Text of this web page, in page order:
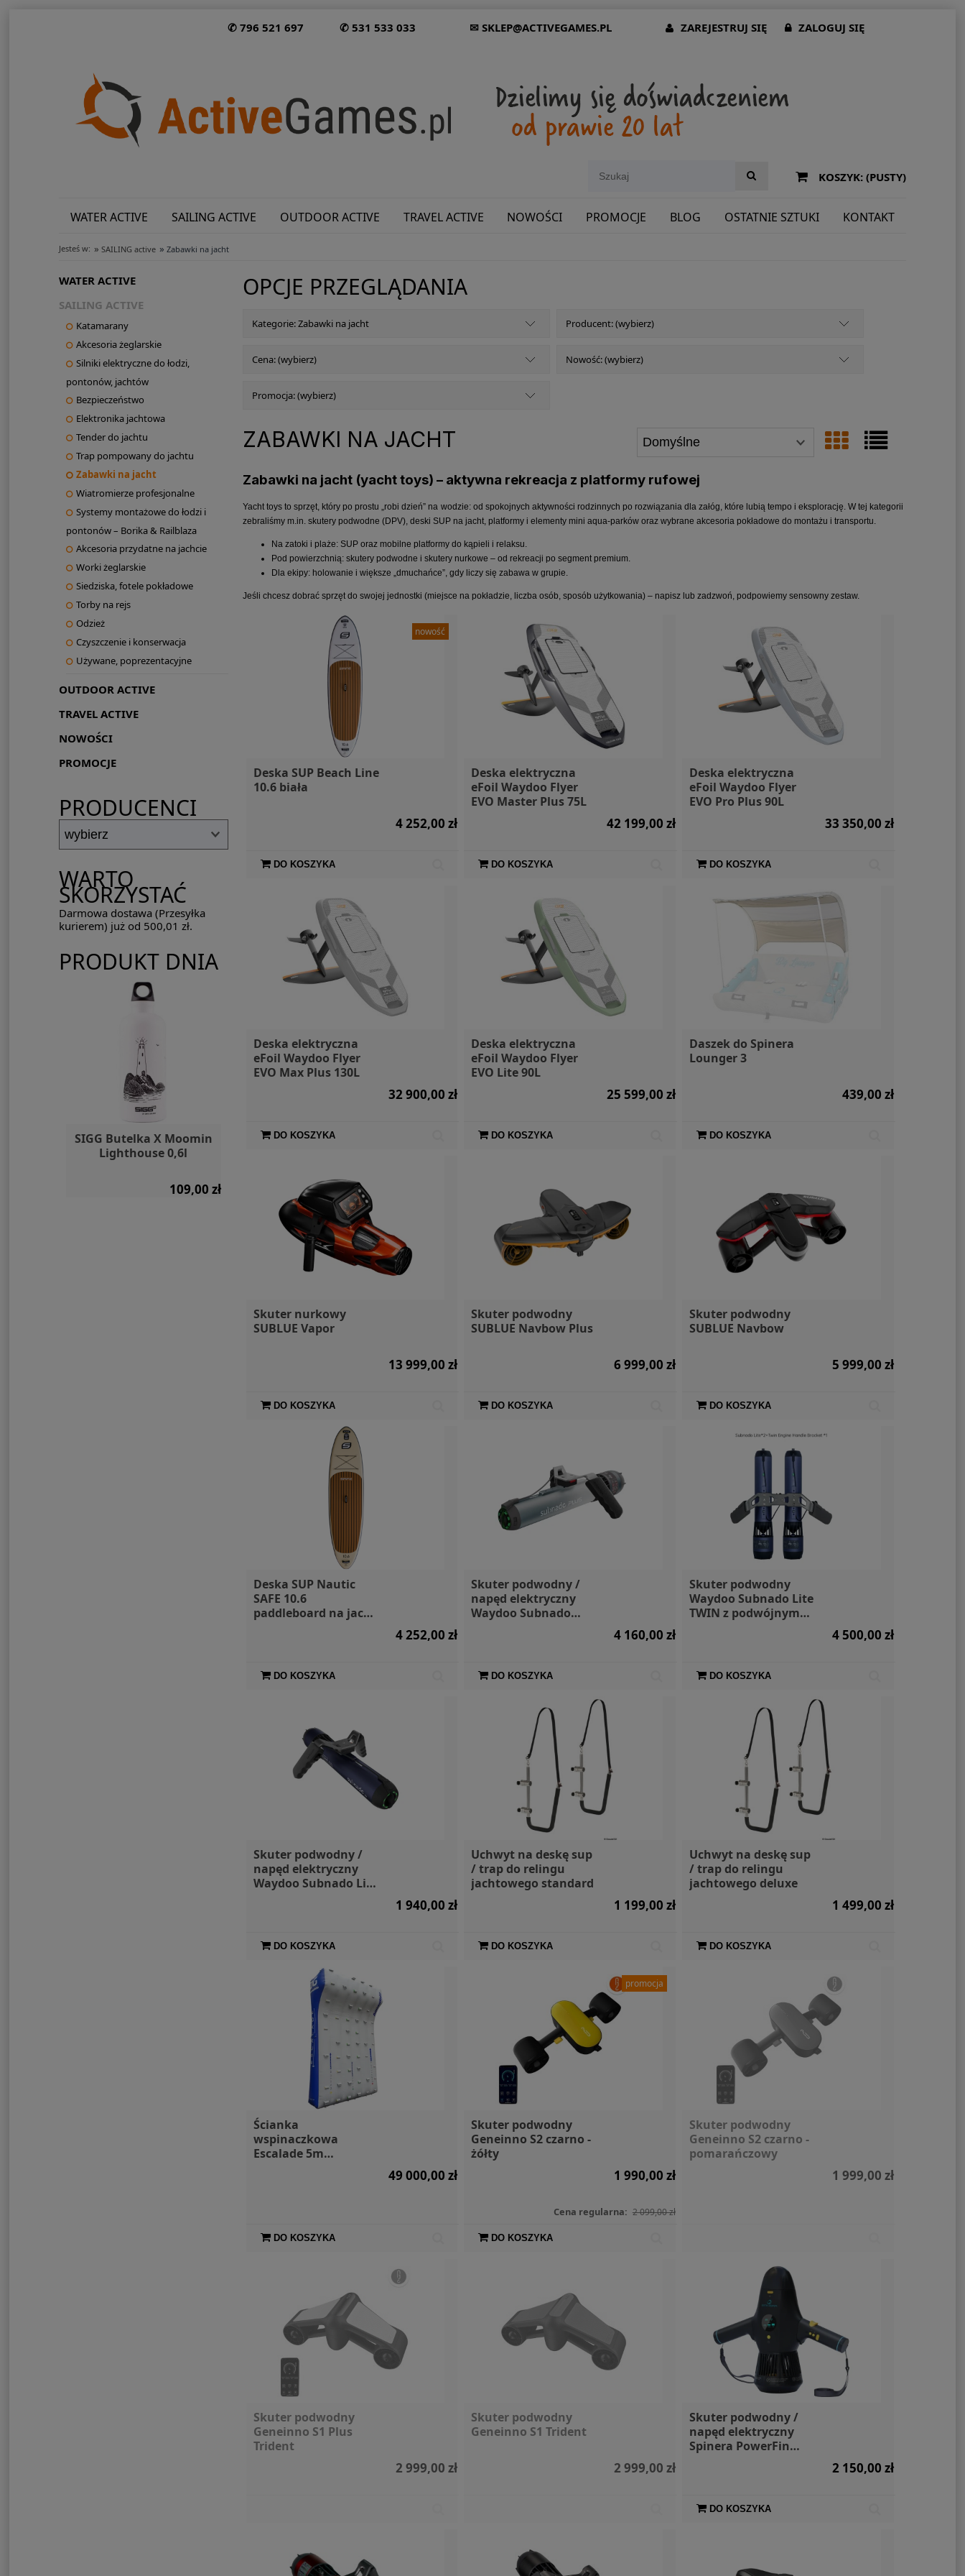
✆ 796 521 697 ✆ 531 533 033 ✉ SKLEP@ACTIVEGAMES.PL ZAREJESTRUJ SIĘ ZALOGUJ SIĘ
KOSZYK: (PUSTY)
WATER ACTIVE SAILING ACTIVE OUTDOOR ACTIVE TRAVEL ACTIVE NOWOŚCI PROMOCJE BLOG OSTATNIE SZTUKI KONTAKT
Jesteś w: » SAILING active » Zabawki na jacht
WATER ACTIVE
SAILING ACTIVE
Katamarany
Akcesoria żeglarskie
Silniki elektryczne do łodzi,
pontonów, jachtów
Bezpieczeństwo
Elektronika jachtowa
Tender do jachtu
Trap pompowany do jachtu
Zabawki na jacht
Wiatromierze profesjonalne
Systemy montażowe do łodzi i
pontonów – Borika & Railblaza
Akcesoria przydatne na jachcie
Worki żeglarskie
Siedziska, fotele pokładowe
Torby na rejs
Odzież
Czyszczenie i konserwacja
Używane, poprezentacyjne
OUTDOOR ACTIVE
TRAVEL ACTIVE
NOWOŚCI
PROMOCJE
PRODUCENCI
WARTO
SKORZYSTAĆ
Darmowa dostawa (Przesyłka
kurierem) już od 500,01 zł.
PRODUKT DNIA
SIGG Butelka X Moomin
Lighthouse 0,6l
109,00 zł
Silnik elektryczny
16 500,00 zł
Wodoodporna torba 10l
79,00 zł
SIGG Butelka Mountain
Skuter podwodny /
OPCJE PRZEGLĄDANIA
Kategorie: Zabawki na jacht Producent: (wybierz)
Cena: (wybierz) Nowość: (wybierz)
Promocja: (wybierz)
ZABAWKI NA JACHT
Zabawki na jacht (yacht toys) – aktywna rekreacja z platformy rufowej
Yacht toys to sprzęt, który po prostu „robi dzień” na wodzie: od spokojnych aktywności rodzinnych po rozwiązania dla załóg, które lubią tempo i eksplorację. W tej kategorii
zebraliśmy m.in. skutery podwodne (DPV), deski SUP na jacht, platformy i elementy mini aqua-parków oraz wybrane akcesoria pokładowe do montażu i transportu.
Na zatoki i plaże: SUP oraz mobilne platformy do kąpieli i relaksu.
Pod powierzchnią: skutery podwodne i skutery nurkowe – od rekreacji po segment premium.
Dla ekipy: holowanie i większe „dmuchańce”, gdy liczy się zabawa w grupie.
Jeśli chcesz dobrać sprzęt do swojej jednostki (miejsce na pokładzie, liczba osób, sposób użytkowania) – napisz lub zadzwoń, podpowiemy sensowny zestaw.
Deska SUP Beach Line
10.6 biała
4 252,00 zł
DO KOSZYKA
nowość
Deska elektryczna
eFoil Waydoo Flyer
EVO Master Plus 75L
42 199,00 zł
DO KOSZYKA
Deska elektryczna
eFoil Waydoo Flyer
EVO Pro Plus 90L
33 350,00 zł
DO KOSZYKA
Deska elektryczna
eFoil Waydoo Flyer
EVO Max Plus 130L
32 900,00 zł
DO KOSZYKA
Deska elektryczna
eFoil Waydoo Flyer
EVO Lite 90L
25 599,00 zł
DO KOSZYKA
Daszek do Spinera
Lounger 3
439,00 zł
DO KOSZYKA
Skuter nurkowy
SUBLUE Vapor
13 999,00 zł
DO KOSZYKA
Skuter podwodny
SUBLUE Navbow Plus
6 999,00 zł
DO KOSZYKA
Skuter podwodny
SUBLUE Navbow
5 999,00 zł
DO KOSZYKA
Deska SUP Nautic
SAFE 10.6
paddleboard na jacht
4 252,00 zł
DO KOSZYKA
Skuter podwodny /
napęd elektryczny
Waydoo Subnado
4 160,00 zł
DO KOSZYKA
Skuter podwodny
Waydoo Subnado Lite
TWIN z podwójnym
4 500,00 zł
DO KOSZYKA
Skuter podwodny /
napęd elektryczny
Waydoo Subnado Lite
1 940,00 zł
DO KOSZYKA
Uchwyt na deskę sup
/ trap do relingu
jachtowego standard
1 199,00 zł
DO KOSZYKA
Uchwyt na deskę sup
/ trap do relingu
jachtowego deluxe
1 499,00 zł
DO KOSZYKA
Ścianka
wspinaczkowa
Escalade 5m
49 000,00 zł
DO KOSZYKA
Skuter podwodny
Geneinno S2 czarno -
żółty
1 990,00 zł
Cena regularna: 2 099,00 zł
DO KOSZYKA
promocja
Skuter podwodny
Geneinno S2 czarno -
pomarańczowy
1 999,00 zł
Skuter podwodny
Geneinno S1 Plus
Trident
2 999,00 zł
Skuter podwodny
Geneinno S1 Trident
2 999,00 zł
Skuter podwodny /
napęd elektryczny
Spinera PowerFin
2 150,00 zł
DO KOSZYKA